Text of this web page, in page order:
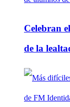
Celebran
de la